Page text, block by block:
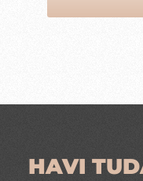
HAVI